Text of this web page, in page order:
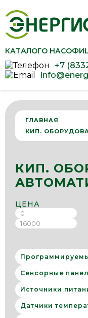
КАТАЛОГО НАС
+7
ГЛАВНАЯ
КИП.
КИП.
ЦЕНА
Сенсорные
Источники
Датчики